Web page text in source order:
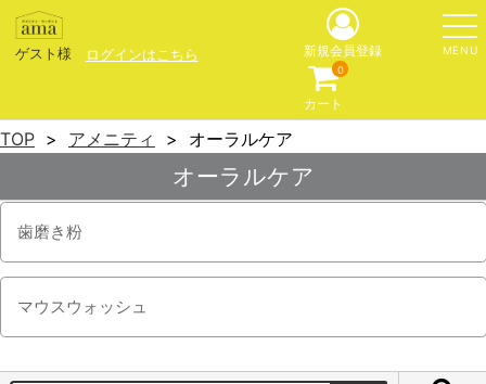
ゲスト様 ログインはこちら MENU
新規会員登録
カート
0
TOP アメニティ オーラルケア
オーラルケア
歯磨き粉
マウスウォッシュ